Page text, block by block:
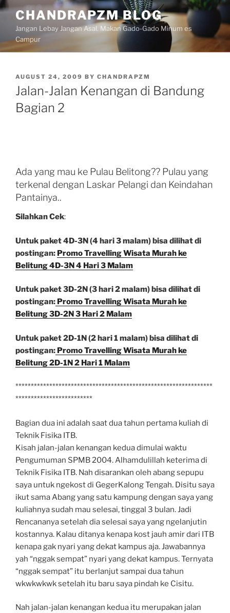
Skip
content
CHANDRAPZM BLOG
Jangan Lebay Jangan Asal. Makan Gado-Gado Minum es
Campur
POSTED
ON
AUGUST 24, 2009 BY CHANDRAPZM
Jalan-Jalan Kenangan di Bandung
Bagian 2
Ada yang mau ke Pulau Belitong?? Pulau yang
terkenal dengan Laskar Pelangi dan Keindahan
Pantainya..
Silahkan Cek:
Untuk paket 4D-3N (4 hari 3 malam) bisa dilihat di
postingan: Promo Travelling Wisata Murah ke
Belitung 4D-3N 4 Hari 3 Malam
Untuk paket 3D-2N (3 hari 2 malam) bisa dilihat di
postingan: Promo Travelling Wisata Murah ke
Belitung 3D-2N 3 Hari 2 Malam
Untuk paket 2D-1N (2 hari 1 malam) bisa dilihat di
postingan: Promo Travelling Wisata Murah ke
Belitung 2D-1N 2 Hari 1 Malam
****************************************************************
*************************
Bagian dua ini adalah saat dua tahun pertama kuliah di
Teknik Fisika ITB.
Kisah jalan-jalan kenangan kedua dimulai waktu
Pengumuman SPMB 2004. Alhamdulillah keterima di
Teknik Fisika ITB. Nah disarankan oleh abang sepupu
saya untuk ngekost di GegerKalong Tengah. Disitu saya
ikut sama Abang yang satu kampung dengan saya yang
kuliahnya sudah mau selesai, tinggal 3 bulan. Jadi
Rencananya setelah dia selesai saya yang ngelanjutin
kostannya. Kalau ditanya kenapa kost jauh amir dari ITB
kenapa gak nyari yang dekat kampus aja. Jawabannya
yah “nggak sempat” nyari yang dekat kampus. Ternyata
“nggak sempat” itu berlanjut sampai dua tahun
wkwkwkwk setelah itu baru saya pindah ke Cisitu.
Nah jalan-jalan kenangan kedua itu merupakan jalan